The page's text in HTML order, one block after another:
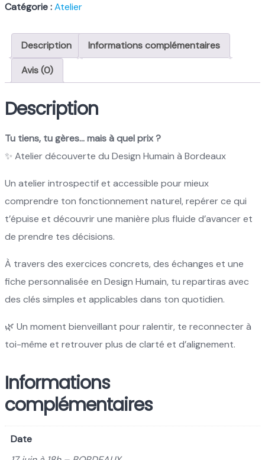
Humain
Catégorie :Atelier
Description
Informations complémentaires
Avis (0)
Description
Tu tiens, tu gères… mais à quel prix ?
✨ Atelier découverte du Design Humain à Bordeaux
Un atelier introspectif et accessible pour mieux
comprendre ton fonctionnement naturel, repérer ce qui
t’épuise et découvrir une manière plus fluide d’avancer et
de prendre tes décisions.
À travers des exercices concrets, des échanges et une
fiche personnalisée en Design Humain, tu repartiras avec
des clés simples et applicables dans ton quotidien.
🌿 Un moment bienveillant pour ralentir, te reconnecter à
toi-même et retrouver plus de clarté et d’alignement.
Informations
complémentaires
Date